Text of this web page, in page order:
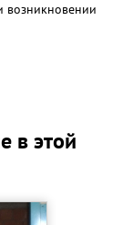
возникновении
типу
в этой